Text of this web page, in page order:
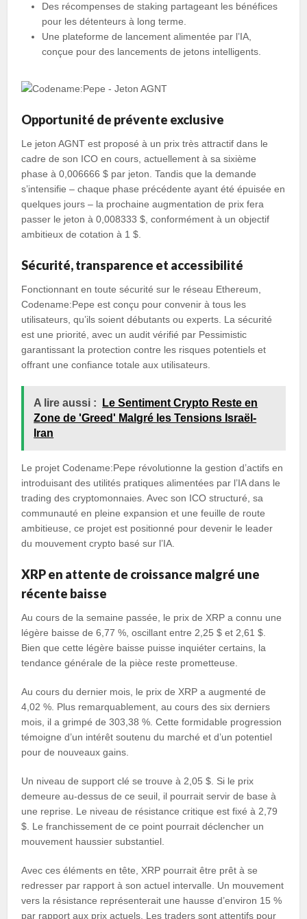
Des récompenses de staking partageant les bénéfices
pour les détenteurs à long terme.
Une plateforme de lancement alimentée par l’IA,
conçue pour des lancements de jetons intelligents.
Opportunité de prévente exclusive
Le jeton AGNT est proposé à un prix très attractif dans le
cadre de son ICO en cours, actuellement à sa sixième
phase à 0,006666 $ par jeton. Tandis que la demande
s’intensifie – chaque phase précédente ayant été épuisée en
quelques jours – la prochaine augmentation de prix fera
passer le jeton à 0,008333 $, conformément à un objectif
ambitieux de cotation à 1 $.
Sécurité, transparence et accessibilité
Fonctionnant en toute sécurité sur le réseau Ethereum,
Codename:Pepe est conçu pour convenir à tous les
utilisateurs, qu’ils soient débutants ou experts. La sécurité
est une priorité, avec un audit vérifié par Pessimistic
garantissant la protection contre les risques potentiels et
offrant une confiance totale aux utilisateurs.
A lire aussi :
Le Sentiment Crypto Reste en
Zone de 'Greed' Malgré les Tensions Israël-
Iran
Le projet Codename:Pepe révolutionne la gestion d’actifs en
introduisant des utilités pratiques alimentées par l’IA dans le
trading des cryptomonnaies. Avec son ICO structuré, sa
communauté en pleine expansion et une feuille de route
ambitieuse, ce projet est positionné pour devenir le leader
du mouvement crypto basé sur l’IA.
XRP en attente de croissance malgré une
récente baisse
Au cours de la semaine passée, le prix de XRP a connu une
légère baisse de 6,77 %, oscillant entre 2,25 $ et 2,61 $.
Bien que cette légère baisse puisse inquiéter certains, la
tendance générale de la pièce reste prometteuse.
Au cours du dernier mois, le prix de XRP a augmenté de
4,02 %. Plus remarquablement, au cours des six derniers
mois, il a grimpé de 303,38 %. Cette formidable progression
témoigne d’un intérêt soutenu du marché et d’un potentiel
pour de nouveaux gains.
Un niveau de support clé se trouve à 2,05 $. Si le prix
demeure au-dessus de ce seuil, il pourrait servir de base à
une reprise. Le niveau de résistance critique est fixé à 2,79
$. Le franchissement de ce point pourrait déclencher un
mouvement haussier substantiel.
Avec ces éléments en tête, XRP pourrait être prêt à se
redresser par rapport à son actuel intervalle. Un mouvement
vers la résistance représenterait une hausse d’environ 15 %
par rapport aux prix actuels. Les traders sont attentifs pour